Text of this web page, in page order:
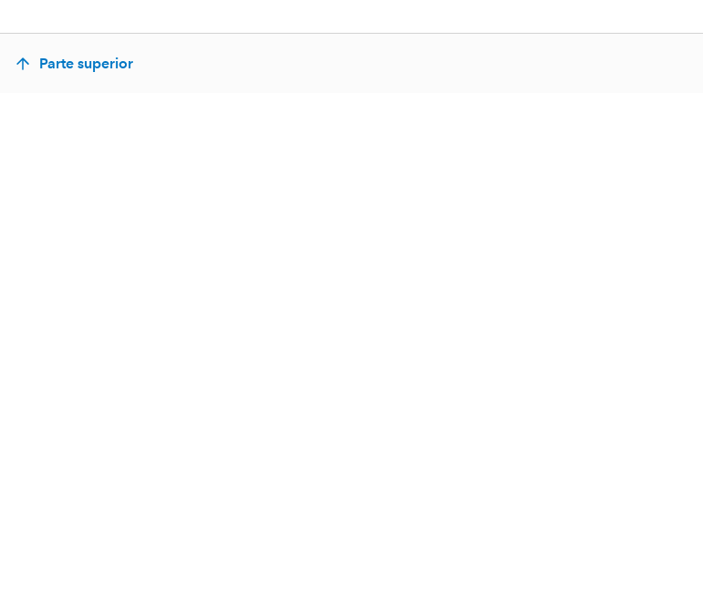
Parte superior